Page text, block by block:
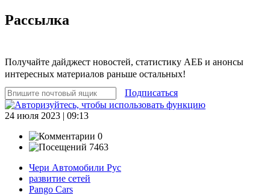
Рассылка
Получайте дайджест новостей, статистику АЕБ и анонсы
интересных материалов раньше остальных!
Подписаться
24 июля 2023 | 09:13
0
7463
Чери Автомобили Рус
развитие сетей
Pango Cars